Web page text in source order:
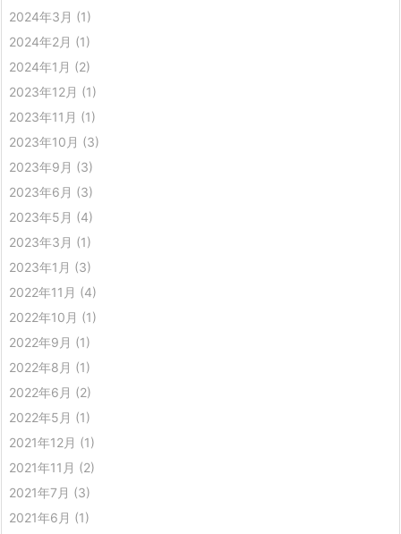
2024年3月 (1)
2024年2月 (1)
2024年1月 (2)
2023年12月 (1)
2023年11月 (1)
2023年10月 (3)
2023年9月 (3)
2023年6月 (3)
2023年5月 (4)
2023年3月 (1)
2023年1月 (3)
2022年11月 (4)
2022年10月 (1)
2022年9月 (1)
2022年8月 (1)
2022年6月 (2)
2022年5月 (1)
2021年12月 (1)
2021年11月 (2)
2021年7月 (3)
2021年6月 (1)